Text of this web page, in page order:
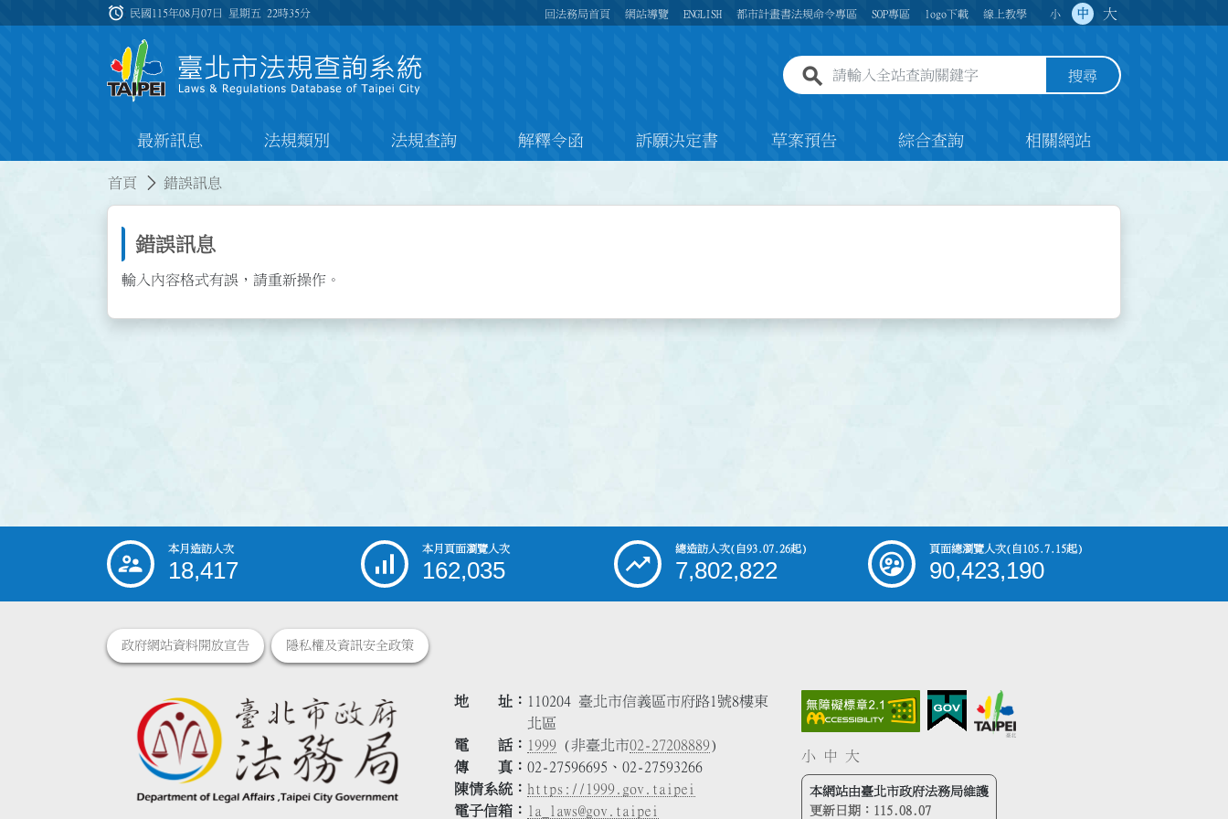
:::
alarm 民國115年08月07日 星期五22時35分 回法務局首頁 網站導覽 ENGLISH 都市計畫書法規命令專區 SOP專區 logo下載 線上教學 小 中 大
全站查詢關鍵字欄位 搜尋
最新訊息 法規類別 法規查詢 解釋令函 訴願決定書 草案預告 綜合查詢 相關網站
首頁 錯誤訊息
錯誤訊息
輸入內容格式有誤，請重新操作。
::: 本月造訪人次
18,417
本月頁面瀏覽人次
162,035
總造訪人次(自93.07.26起)
7,802,822
頁面總瀏覽人次(自105.7.15起)
90,423,190
政府網站資料開放宣告 隱私權及資訊安全政策
地 址
110204 臺北市信義區市府路1號8樓東
北區
電 話
1999 (非臺北市02-27208889)
傳 真
02-27596695、02-27593266
陳情系統
https://1999.gov.taipei
電子信箱
la_laws@gov.taipei
小 中 大
本網站由臺北市政府法務局維護
更新日期： 115.08.07